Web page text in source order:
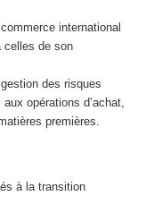
international
celles de son
des risques
opérations d’achat,
premières.
à la transition